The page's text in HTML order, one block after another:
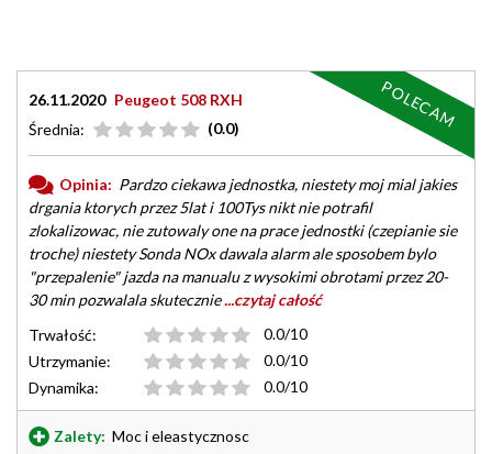
26.11.2020 Peugeot 508 RXH
Średnia:
(0.0)
Opinia: Pardzo ciekawa jednostka, niestety moj mial jakies
drgania ktorych przez 5lat i 100Tys nikt nie potrafil
zlokalizowac, nie zutowaly one na prace jednostki (czepianie sie
troche) niestety Sonda NOx dawala alarm ale sposobem bylo
"przepalenie" jazda na manualu z wysokimi obrotami przez 20-
30 min pozwalala skutecznie...czytaj całość
Trwałość:
0.0/10
Utrzymanie:
0.0/10
Dynamika:
0.0/10
Zalety: Moc i eleastycznosc
POLECAM